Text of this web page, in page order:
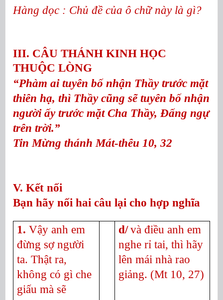
Hàng dọc : Chủ đề của ô chữ này là gì?
III. CÂU THÁNH KINH HỌC
THUỘC LÒNG
“Phàm ai tuyên bố nhận Thầy trước mặt
thiên hạ, thì Thầy cũng sẽ tuyên bố nhận
người ấy trước mặt Cha Thầy, Đấng ngự
trên trời.”
Tin Mừng thánh Mát-thêu 10, 32
V. Kết nối
Bạn hãy nối hai câu lại cho hợp nghĩa
1. Vậy anh em
đừng sợ người
ta. Thật ra,
không có gì che
giấu mà sẽ
d/ và điều anh em
nghe rỉ tai, thì hãy
lên mái nhà rao
giảng. (Mt 10, 27)